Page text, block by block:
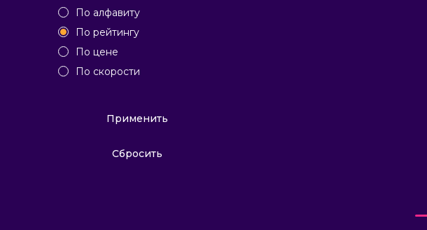
По алфавиту
По рейтингу
По цене
По скорости
Применить
Сбросить